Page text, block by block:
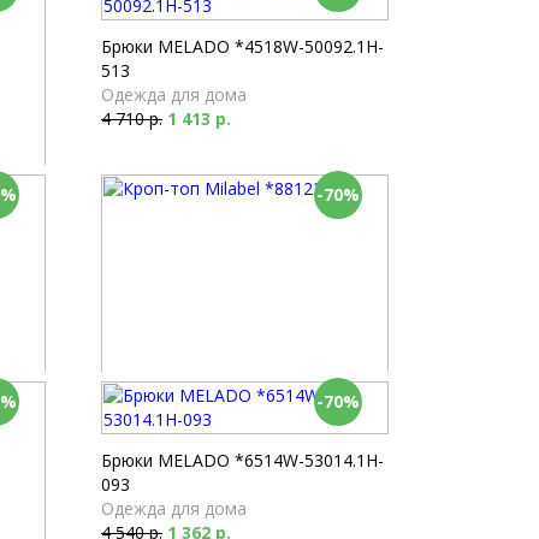
Брюки MELADO *4518W-50092.1H-
513
Одежда для дома
4 710 р. 1 413 р.
-70%
Кроп-топ Milabel *88122-134
Одежда для дома
1 470 р. 441 р.
-70%
Брюки MELADO *6514W-53014.1H-
093
Одежда для дома
4 540 р. 1 362 р.